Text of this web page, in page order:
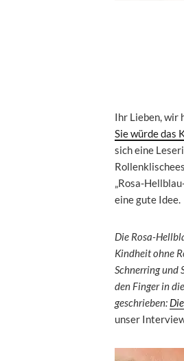
Ihr Lieben, wir
Sie würde das
sich eine
„Rosa-
eine gute Idee.
Die Rosa-
Kindheit ohne
Schnerring und
den Finger in
geschrieben:
unser